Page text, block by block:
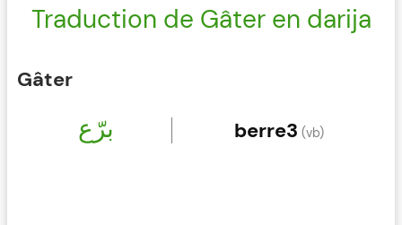
Traduction de Gâter en darija
Gâter
برّع berre3 (vb)